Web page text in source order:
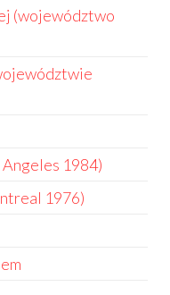
(województwo
1984)
1976)